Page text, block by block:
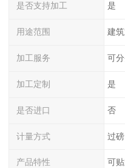
是否支持加工 是
用途范围 建
加工服务 可
加工定制 是
是否进口 否
计量方式 过磅
产品特性 可